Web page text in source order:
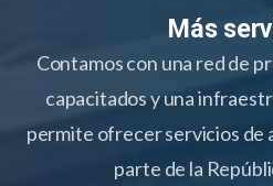
Más
Contamos con una red de
capacitados y una
permite ofrecer servicios de
parte de la